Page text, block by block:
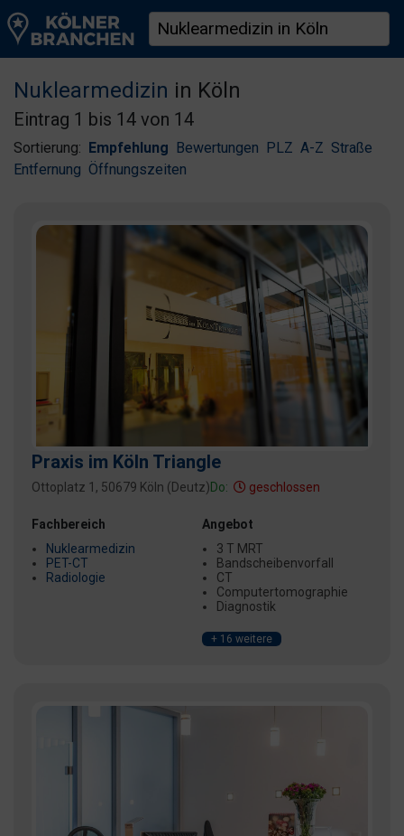
Nuklearmedizin in Köln
Eintrag 1 bis 14 von 14
Sortierung: Empfehlung Bewertungen PLZ A-Z Straße
Entfernung Öffnungszeiten
Praxis im Köln Triangle
Ottoplatz 1, 50679 Köln (Deutz)Do: geschlossen
Fachbereich
Nuklearmedizin
PET-CT
Radiologie
Angebot
3 T MRT
Bandscheibenvorfall
CT
Computertomographie
Diagnostik
+ 16 weitere